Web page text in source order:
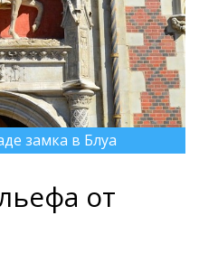
замка в Блуа
от